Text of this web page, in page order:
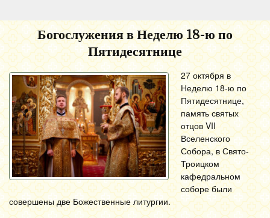
Богослужения в Неделю 18-ю по
Пятидесятнице
27 октября в
Неделю 18-ю по
Пятидесятнице,
память святых
отцов VII
Вселенского
Собора, в Свято-
Троицком
кафедральном
соборе были
совершены две Божественные литургии.